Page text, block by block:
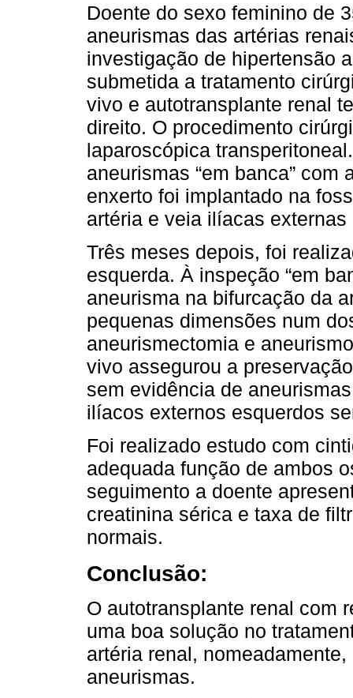
Doente do sexo feminino de
aneurismas das artérias
investigação de hipertensão
submetida a tratamento
vivo e autotransplante renal
direito. O procedimento
laparoscópica
aneurismas “em banca”
enxerto foi implantado na
artéria e veia ilíacas
Três meses depois, foi
esquerda. À inspeção “em
aneurisma na bifurcação da
pequenas dimensões num
aneurismectomia e
vivo assegurou a
sem evidência de
ilíacos externos esquerdos
Foi realizado estudo com
adequada função de ambos
seguimento a doente
creatinina sérica e taxa de
normais.
Conclusão:
O autotransplante renal com
uma boa solução no
artéria renal,
aneurismas.